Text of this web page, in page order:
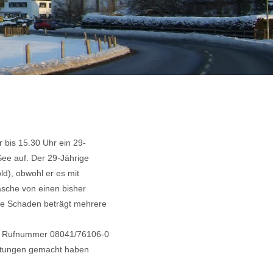
bis 15.30 Uhr ein 29-
auf. Der 29-Jährige
obwohl er es mit
von einen bisher
Schaden beträgt mehrere
08041/76106-0
gemacht haben